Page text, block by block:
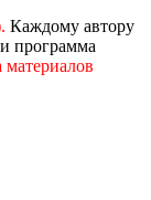
Каждому автору
программа
материалов